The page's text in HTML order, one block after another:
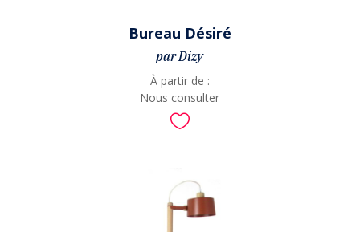
Bureau Désiré
par Dizy
À partir de :
Nous consulter
